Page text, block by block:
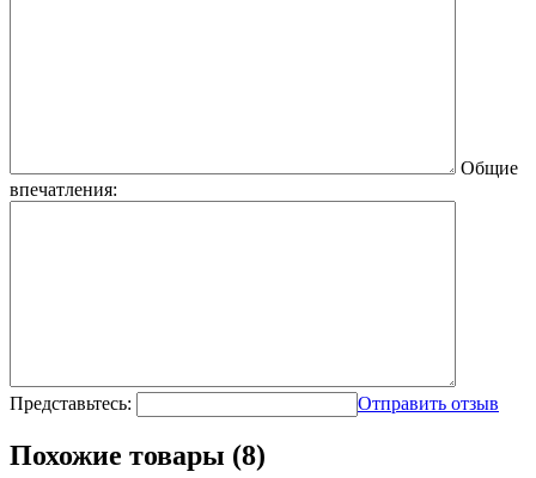
Общие
впечатления:
Представьтесь: Отправить отзыв
Похожие товары (8)